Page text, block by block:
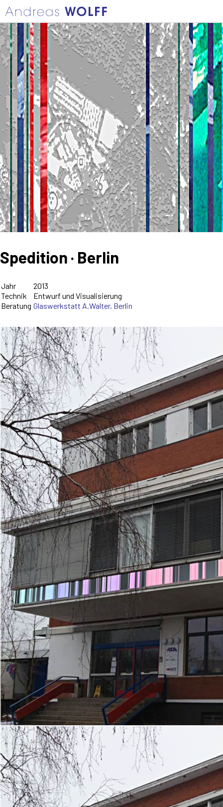
Spedition · Berlin
Jahr
2013
Technik
Entwurf und Visualisierung
Beratung Glaswerkstatt A.Walter, Berlin